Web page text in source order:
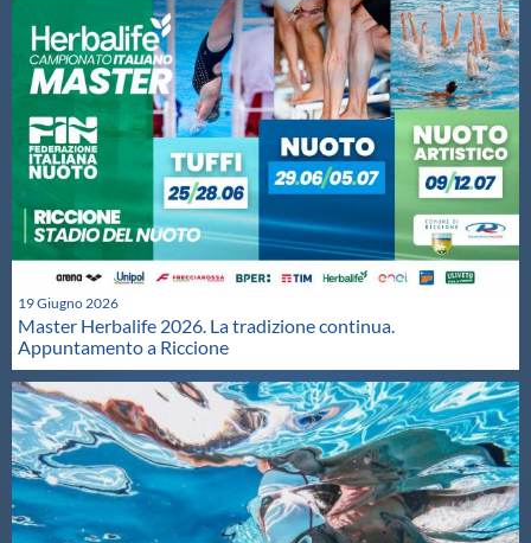
19 Giugno 2026
Master Herbalife 2026. La tradizione continua.
Appuntamento a Riccione